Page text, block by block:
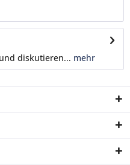
diskutieren... mehr